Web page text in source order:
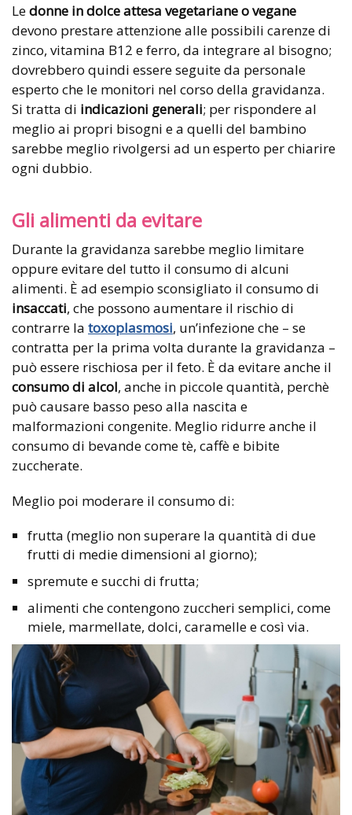
Ledonne in dolce attesa vegetariane o vegane
devono prestare attenzione alle possibili carenze di
zinco, vitamina B12 e ferro, da integrare al bisogno;
dovrebbero quindi essere seguite da personale
esperto che le monitori nel corso della gravidanza.
Si tratta di indicazioni generali; per rispondere al
meglio ai propri bisogni e a quelli del bambino
sarebbe meglio rivolgersi ad un esperto per chiarire
ogni dubbio.
Gli alimenti da evitare
Durante la gravidanza sarebbe meglio limitare
oppure evitare del tutto il consumo di alcuni
alimenti. È ad esempio sconsigliato il consumo di
insaccati, che possono aumentare il rischio di
contrarre la toxoplasmosi, un’infezione che – se
contratta per la prima volta durante la gravidanza –
può essere rischiosa per il feto. È da evitare anche il
consumo di alcol, anche in piccole quantità, perchè
può causare basso peso alla nascita e
malformazioni congenite. Meglio ridurre anche il
consumo di bevande come tè, caffè e bibite
zuccherate.
Meglio poi moderare il consumo di:
frutta (meglio non superare la quantità di due
frutti di medie dimensioni al giorno);
spremute e succhi di frutta;
alimenti che contengono zuccheri semplici, come
miele, marmellate, dolci, caramelle e così via.